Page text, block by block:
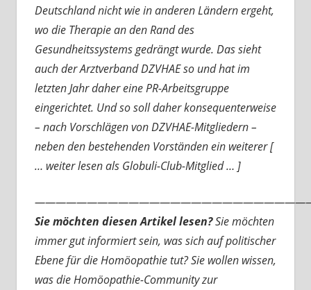
Deutschland nicht wie in anderen Ländern ergeht,
wo die Therapie an den Rand des
Gesundheitssystems gedrängt wurde. Das sieht
auch der Arztverband DZVHAE so und hat im
letzten Jahr daher eine PR-Arbeitsgruppe
eingerichtet. Und so soll daher konsequenterweise
– nach Vorschlägen von DZVHAE-Mitgliedern –
neben den bestehenden Vorständen ein weiterer [
… weiter lesen als Globuli-Club-Mitglied … ]
Sie möchten diesen Artikel lesen?Sie möchten
immer gut informiert sein, was sich auf politischer
Ebene für die Homöopathie tut? Sie wollen wissen,
was die Homöopathie-Community zur